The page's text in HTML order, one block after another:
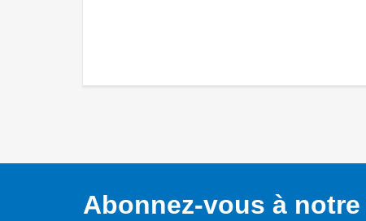
Abonnez-vous à